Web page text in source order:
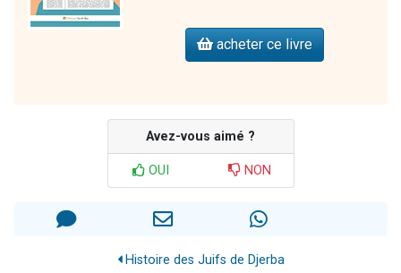
acheter ce livre
Avez-vous aimé ?
OUI NON
Histoire des Juifs de Djerba